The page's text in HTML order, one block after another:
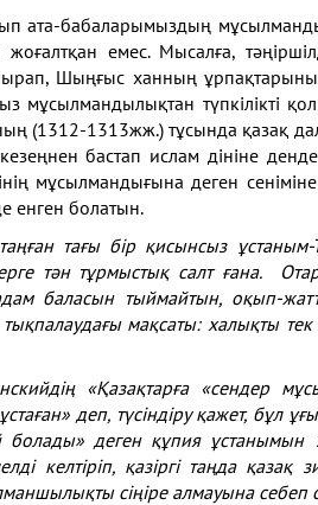
ата-бабаларымыздың
емес. Мысалға,
Шыңғыс ханның
мұсылмандылықтан түпкілікті
(1312-1313жж.) тұсында қазақ
бастап ислам дініне
мұсылмандығына деген сеніміне
енген болатын.
тағы бір қисынсыз ұстаным-
тән тұрмыстық салт ғана.
баласын тыймайтын, оқып-
мақсаты: халықты
«Қазақтарға «сендер
деп, түсіндіру қажет, бұл
болады» деген құпия
келтіріп, қазіргі таңда қазақ
сіңіре алмауына себеп